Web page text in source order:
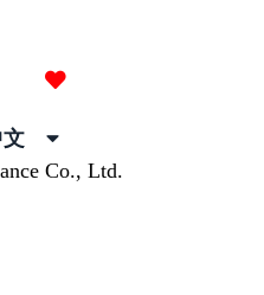
文
Co., Ltd.